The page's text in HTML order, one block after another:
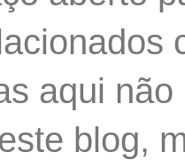
aqui
blog,